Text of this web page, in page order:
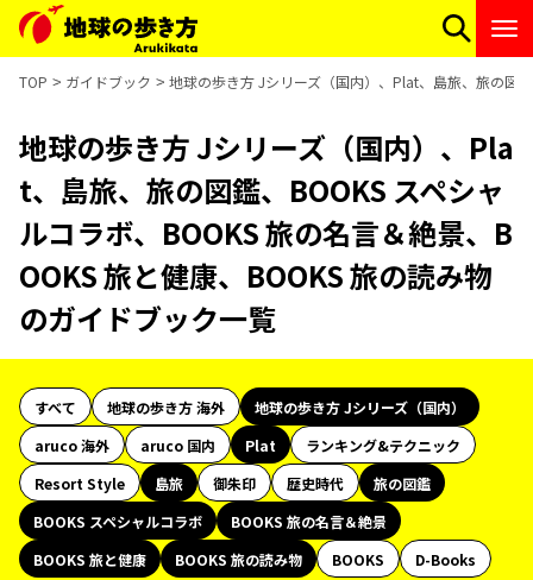
TOP ガイドブック 地球の歩き方 Jシリーズ（国内）、Plat、島旅、旅の図
地球の歩き方 Jシリーズ（国内）、Pla
t、島旅、旅の図鑑、BOOKS スペシャ
ルコラボ、BOOKS 旅の名言＆絶景、B
OOKS 旅と健康、BOOKS 旅の読み物
のガイドブック一覧
すべて 地球の歩き方 海外
地球の歩き方 Jシリーズ（国内）
aruco 海外
aruco 国内 Plat
ランキング&テクニック
Resort Style
島旅 御朱印 歴史時代
旅の図鑑
BOOKS スペシャルコラボ
BOOKS 旅の名言＆絶景
BOOKS 旅と健康
BOOKS 旅の読み物 BOOKS
D-Books